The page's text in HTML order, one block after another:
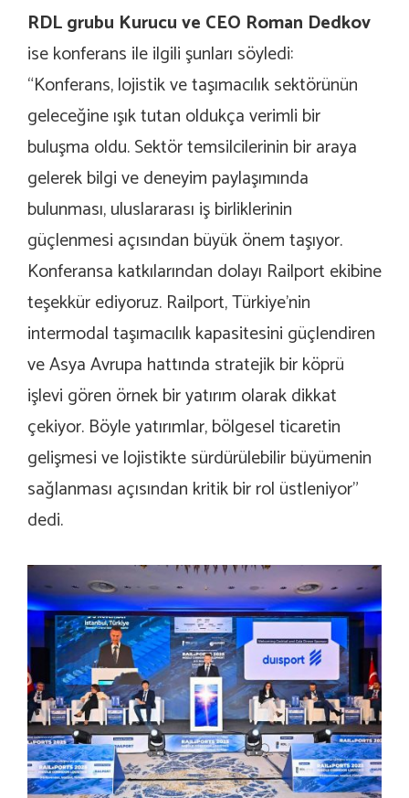
RDL grubu Kurucu ve CEO Roman Dedkov
ise konferans ile ilgili şunları söyledi:
“Konferans, lojistik ve taşımacılık sektörünün
geleceğine ışık tutan oldukça verimli bir
buluşma oldu. Sektör temsilcilerinin bir araya
gelerek bilgi ve deneyim paylaşımında
bulunması, uluslararası iş birliklerinin
güçlenmesi açısından büyük önem taşıyor.
Konferansa katkılarından dolayı Railport ekibine
teşekkür ediyoruz. Railport, Türkiye’nin
intermodal taşımacılık kapasitesini güçlendiren
ve Asya Avrupa hattında stratejik bir köprü
işlevi gören örnek bir yatırım olarak dikkat
çekiyor. Böyle yatırımlar, bölgesel ticaretin
gelişmesi ve lojistikte sürdürülebilir büyümenin
sağlanması açısından kritik bir rol üstleniyor”
dedi.